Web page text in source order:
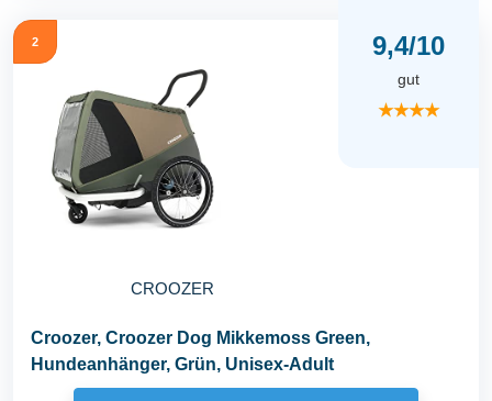
2
CROOZER
9,4/10
gut
★★★★
Croozer, Croozer Dog Mikkemoss Green,
Hundeanhänger, Grün, Unisex-Adult